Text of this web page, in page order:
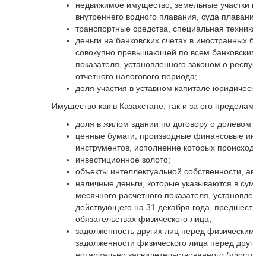
недвижимое имущество, земельные
внутреннего водного плавания, суда
транспортные средства, специальная
деньги на банковских счетах в
совокупно превышающей по всем
показателя, установленного законом о
отчетного налогового периода;
доля участия в уставном капитале
Имущество как в Казахстане, так и за его
доля в жилом здании по договору о
ценные бумаги, производные финансовые
инструментов, исполнение которых
инвестиционное золото;
объекты интеллектуальной собственности,
наличные деньги, которые указываются в
месячного расчетного показателя,
действующего на 31 декабря года,
обязательствах физического лица;
задолженность других лиц перед
задолженности физического лица перед